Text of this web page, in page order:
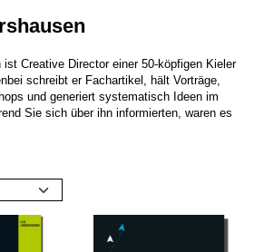
ist Creative Director einer 50-köpfigen Kieler
schreibt er Fachartikel, hält Vorträge,
und generiert systematisch Ideen im
Sie sich über ihn informierten, waren es